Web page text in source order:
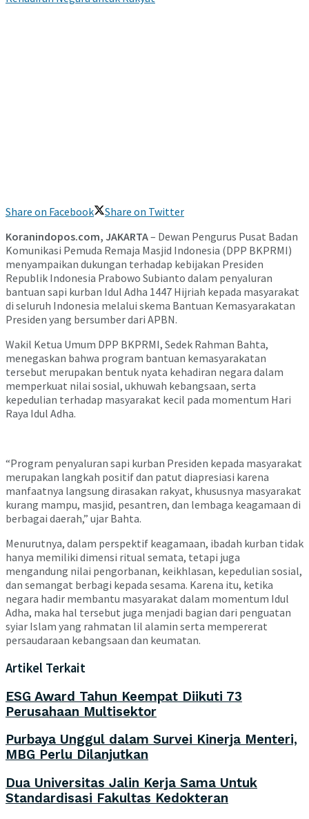
Share on Facebook
Share on Twitter
Koranindopos.com, JAKARTA– Dewan Pengurus Pusat Badan
Komunikasi Pemuda Remaja Masjid Indonesia (DPP BKPRMI)
menyampaikan dukungan terhadap kebijakan Presiden
Republik Indonesia Prabowo Subianto dalam penyaluran
bantuan sapi kurban Idul Adha 1447 Hijriah kepada masyarakat
di seluruh Indonesia melalui skema Bantuan Kemasyarakatan
Presiden yang bersumber dari APBN.
Wakil Ketua Umum DPP BKPRMI, Sedek Rahman Bahta,
menegaskan bahwa program bantuan kemasyarakatan
tersebut merupakan bentuk nyata kehadiran negara dalam
memperkuat nilai sosial, ukhuwah kebangsaan, serta
kepedulian terhadap masyarakat kecil pada momentum Hari
Raya Idul Adha.
“Program penyaluran sapi kurban Presiden kepada masyarakat
merupakan langkah positif dan patut diapresiasi karena
manfaatnya langsung dirasakan rakyat, khususnya masyarakat
kurang mampu, masjid, pesantren, dan lembaga keagamaan di
berbagai daerah,” ujar Bahta.
Menurutnya, dalam perspektif keagamaan, ibadah kurban tidak
hanya memiliki dimensi ritual semata, tetapi juga
mengandung nilai pengorbanan, keikhlasan, kepedulian sosial,
dan semangat berbagi kepada sesama. Karena itu, ketika
negara hadir membantu masyarakat dalam momentum Idul
Adha, maka hal tersebut juga menjadi bagian dari penguatan
syiar Islam yang rahmatan lil alamin serta mempererat
persaudaraan kebangsaan dan keumatan.
Artikel Terkait
ESG Award Tahun Keempat Diikuti 73
Perusahaan Multisektor
Purbaya Unggul dalam Survei Kinerja Menteri,
MBG Perlu Dilanjutkan
Dua Universitas Jalin Kerja Sama Untuk
Standardisasi Fakultas Kedokteran